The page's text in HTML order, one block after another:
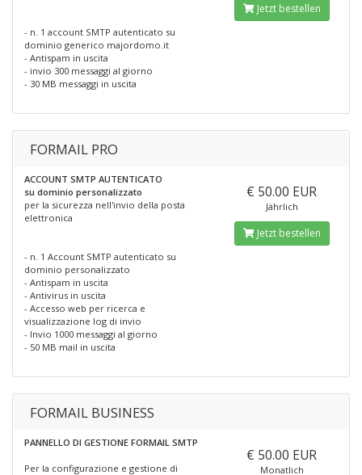
- n. 1 account SMTP autenticato su
dominio generico majordomo.it
- Antispam in uscita
- invio 300 messaggi al giorno
- 30 MB messaggi in uscita
Jetzt bestellen
FORMAIL PRO
ACCOUNT SMTP AUTENTICATO
su dominio personalizzato
per la sicurezza nell'invio della posta
elettronica
- n. 1 Account SMTP autenticato su
dominio personalizzato
- Antispam in uscita
- Antivirus in uscita
- Accesso web per ricerca e
visualizzazione log di invio
- Invio 1000 messaggi al giorno
- 50 MB mail in uscita
€ 50.00 EUR
Jährlich
Jetzt bestellen
FORMAIL BUSINESS
PANNELLO DI GESTIONE FORMAIL SMTP
Per la configurazione e gestione di
€ 50.00 EUR
Monatlich